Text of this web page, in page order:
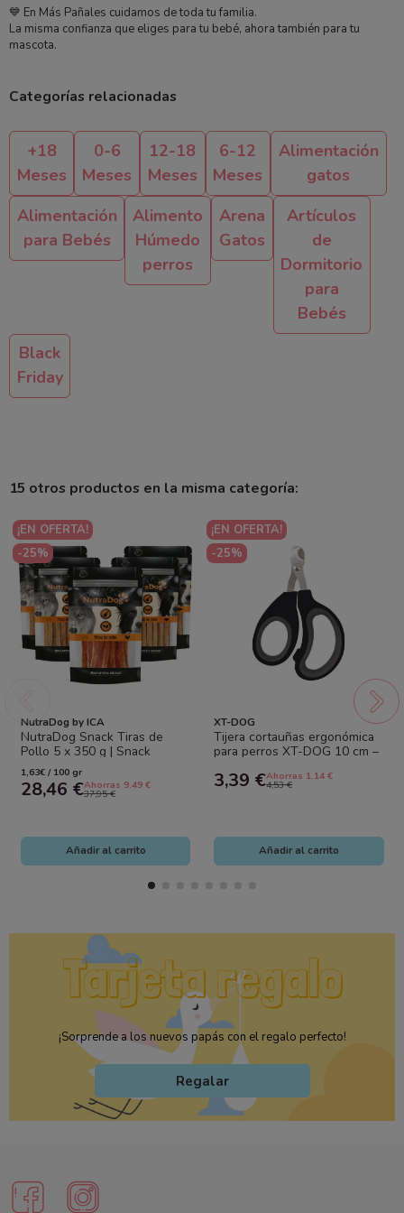
💙 En Más Pañales cuidamos de toda tu familia.
La misma confianza que eliges para tu bebé, ahora también para tu
mascota.
Categorías relacionadas
+18
Meses
0-6
Meses
12-18
Meses
6-12
Meses
Alimentación
gatos
Alimentación
para Bebés
Alimento
Húmedo
perros
Arena
Gatos
Artículos
de
Dormitorio
para
Bebés
Black
Friday
15 otros productos en la misma categoría:
¡EN OFERTA!
-25%
NutraDog by ICA
NutraDog Snack Tiras de
Pollo 5 x 350 g | Snack
Natural para Perros
1,63€ / 100 gr
28,46 €Ahorras 9.49 €
37,95 €
Añadir al carrito
¡EN OFERTA!
-25%
XT-DOG
Tijera cortauñas ergonómica
para perros XT-DOG 10 cm –
3,39 €Ahorras 1.14 €
4,53 €
Añadir al carrito
¡Sorprende a los nuevos papás con el regalo perfecto!
Regalar